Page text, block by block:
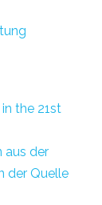
the 21st
aus der
der Quelle